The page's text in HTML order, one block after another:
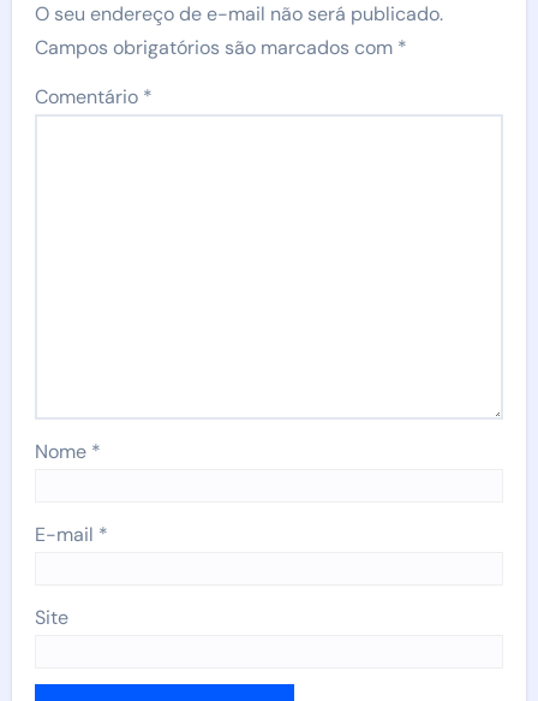
O seu endereço de e-mail não será publicado.
Campos obrigatórios são marcados com *
Comentário *
Nome *
E-mail *
Site